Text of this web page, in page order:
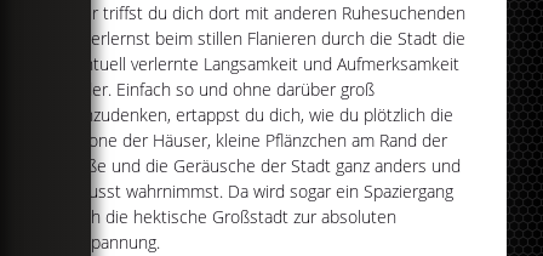
Dafür triffst du dich dort mit anderen Ruhesuchenden
und erlernst beim stillen Flanieren durch die Stadt die
eventuell verlernte Langsamkeit und Aufmerksamkeit
wieder. Einfach so und ohne darüber groß
nachzudenken, ertappst du dich, wie du plötzlich die
Balkone der Häuser, kleine Pflänzchen am Rand der
Straße und die Geräusche der Stadt ganz anders und
bewusst wahrnimmst. Da wird sogar ein Spaziergang
durch die hektische Großstadt zur absoluten
Entspannung.